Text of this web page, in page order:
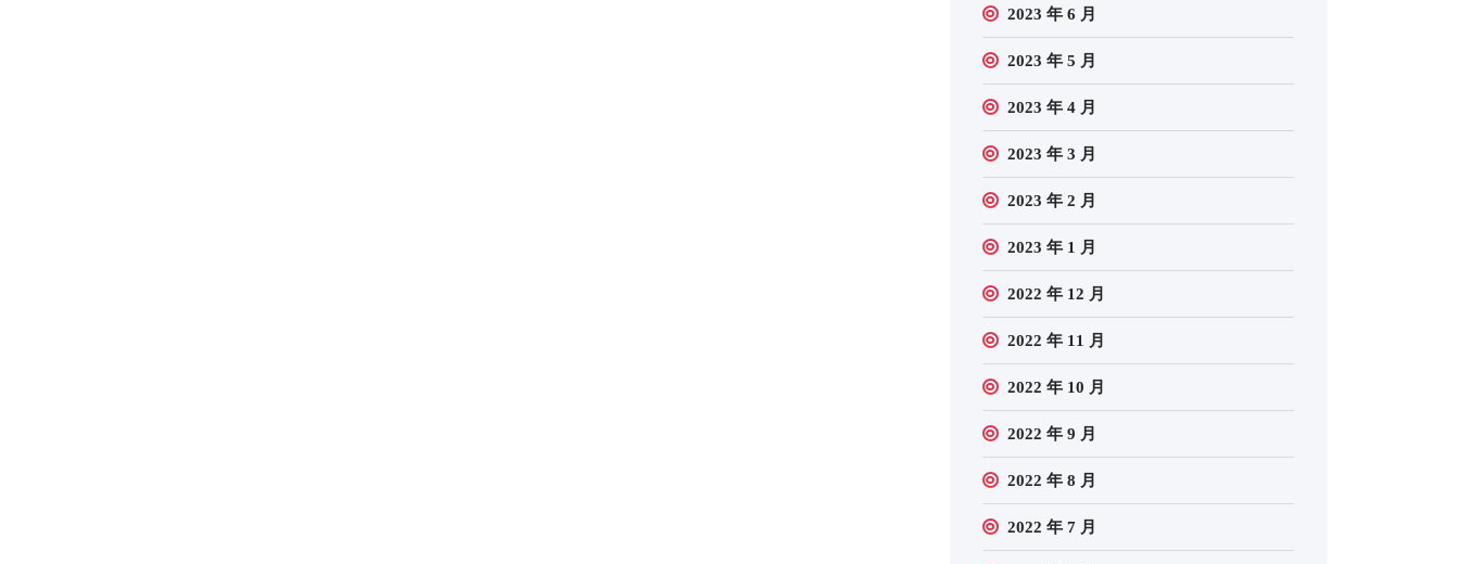
2023 年 6 月
2023 年 5 月
2023 年 4 月
2023 年 3 月
2023 年 2 月
2023 年 1 月
2022 年 12 月
2022 年 11 月
2022 年 10 月
2022 年 9 月
2022 年 8 月
2022 年 7 月